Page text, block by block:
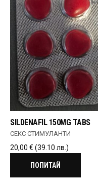
SILDENAFIL 150MG TABS
СЕКС СТИМУЛАНТИ
20,00 € (39.10 лв.)
ПОПИТАЙ